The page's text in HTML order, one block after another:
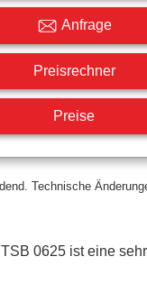
Anfrage
Preisrechner
Preise
Technische
0625 ist eine